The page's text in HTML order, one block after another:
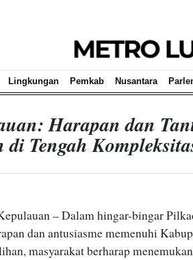
Lingkungan Pemkab Nusantara
Harapan dan
Tengah
– Dalam hingar-bingar
dan antusiasme memenuhi
masyarakat berharap